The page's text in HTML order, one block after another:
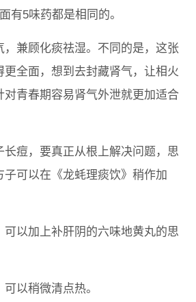
有5味药都是相同的。
，兼顾化痰祛湿。不同的是，这张
更全面，想到去封藏肾气，让相火
对青春期容易肾气外泄就更加适合
长痘，要真正从根上解决问题，思
可以在《龙蚝理痰饮》稍作加
可以加上补肝阴的六味地黄丸的思
以稍微清点热。